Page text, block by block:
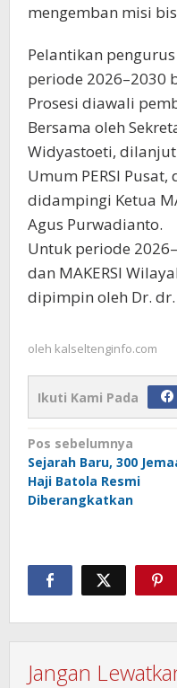
mengemban misi
Pelantikan pengurus
periode 2026–2030
Prosesi diawali
Bersama oleh
Widyastoeti,
Umum PERSI
didampingi Ketua
Agus Purwadianto.
Untuk periode
dan MAKERSI
dipimpin oleh Dr.
oleh kalseltenginfo.com
Ikuti Kami Pada
Navigasi
pos
Pos sebelumnya
Sejarah Baru, 300
Haji Batola Resmi
Diberangkatkan
Jangan